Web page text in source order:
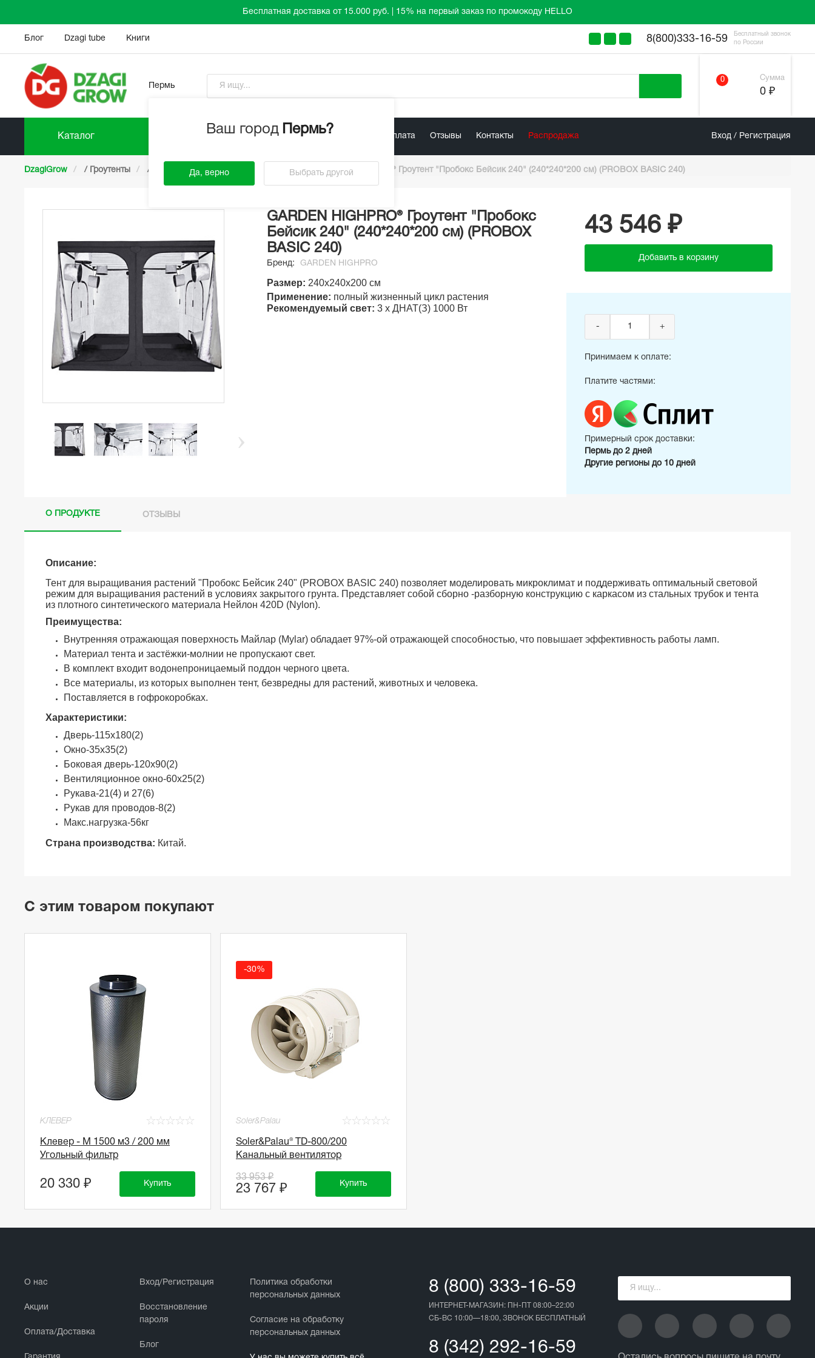
Бесплатная доставка от 15.000 руб. | 15% на первый заказ по промокоду HELLO
Блог Dzagi tube Книги 8(800)333-16-59
Бесплатный звонок
по России
Пермь
Ваш город Пермь?
Да, верно Выбрать другой
0 Сумма
0 ₽
Каталог Прайс-лист Акции Доставка / Оплата Отзывы Контакты Распродажа Вход / Регистрация
DzagiGrow / Гроутенты / Garden Highpro Pro Box Basic /GARDEN HIGHPRO® Гроутент "Пробокс Бейсик 240" (240*240*200 см) (PROBOX BASIC 240)
GARDEN HIGHPRO® Гроутент "Пробокс
Бейсик 240" (240*240*200 см) (PROBOX
BASIC 240)
Бренд: GARDEN HIGHPRO
Размер: 240х240x200 см
Применение: полный жизненный цикл растения
Рекомендуемый свет: 3 х ДНАТ(З) 1000 Вт
43 546 ₽
Добавить в корзину
- +
Принимаем к оплате:
Платите частями:
Примерный срок доставки:
Пермь до 2 дней
Другие регионы до 10 дней
О ПРОДУКТЕ ОТЗЫВЫ
Описание:
Тент для выращивания растений "Пробокс Бейсик 240" (PROBOX BASIC 240) позволяет моделировать микроклимат и поддерживать оптимальный световой
режим для выращивания растений в условиях закрытого грунта. Представляет собой сборно -разборную конструкцию с каркасом из стальных трубок и тента
из плотного синтетического материала Нейлон 420D (Nylon).
Преимущества:
Внутренняя отражающая поверхность Майлар (Mylar) обладает 97%-ой отражающей способностью, что повышает эффективность работы ламп.
Материал тента и застёжки-молнии не пропускают свет.
В комплект входит водонепроницаемый поддон черного цвета.
Все материалы, из которых выполнен тент, безвредны для растений, животных и человека.
Поставляется в гофрокоробках.
Характеристики:
Дверь-115х180(2)
Окно-35х35(2)
Боковая дверь-120х90(2)
Вентиляционное окно-60х25(2)
Рукава-21(4) и 27(6)
Рукав для проводов-8(2)
Макс.нагрузка-56кг
Страна производства: Китай.
С этим товаром покупают
КЛЕВЕР ☆
☆
☆
☆
☆
Клевер - М 1500 м3 / 200 мм
Угольный фильтр
20 330 ₽ Купить
-30%
Soler&Palau ☆
☆
☆
☆
☆
Soler&Palau® TD-800/200
Канальный вентилятор
33 953 ₽
23 767 ₽ Купить
О нас
Акции
Оплата/Доставка
Вход/Регистрация
Восстановление
пароля
Блог
Политика обработки
персональных данных
Cогласие на обработку
персональных данных
8 (800) 333-16-59
ИНТЕРНЕТ-МАГАЗИН: ПН-ПТ 08:00–22:00
СБ-ВС 10:00—18:00, ЗВОНОК БЕСПЛАТНЫЙ
8 (342) 292-16-59